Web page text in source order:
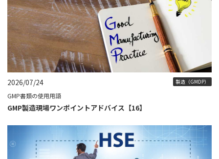
2026/07/24 製造（GMDP）
GMP書類の使用用語
GMP製造現場ワンポイントアドバイス【16】